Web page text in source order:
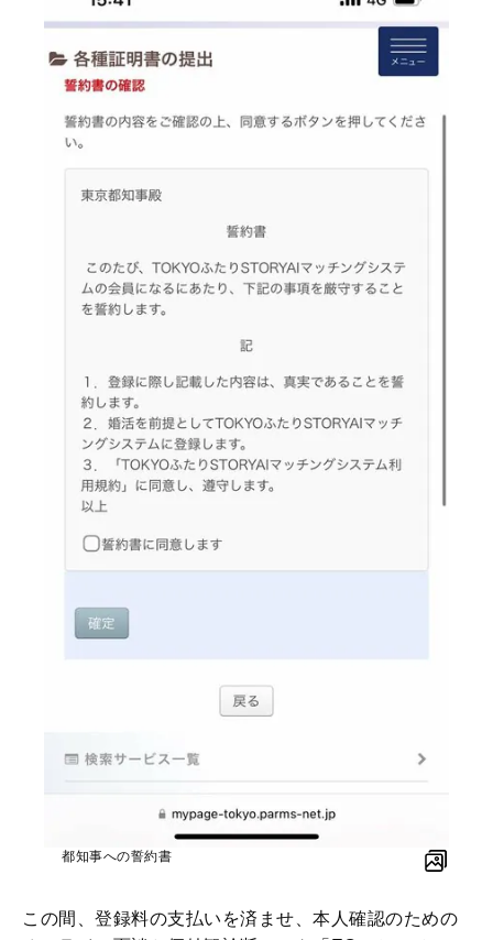
都知事への誓約書
この間、登録料の支払いを済ませ、本人確認のための